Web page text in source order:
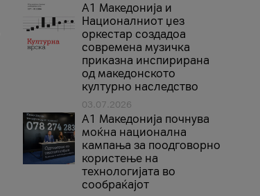
А1 Македонија и
Националниот џез
оркестар создадоа
современа музичка
приказна инспирирана
од македонското
културно наследство
03.07.2026
A1 Македонија почнува
моќна национална
кампања за поодговорно
користење на
технологијата во
сообраќајот